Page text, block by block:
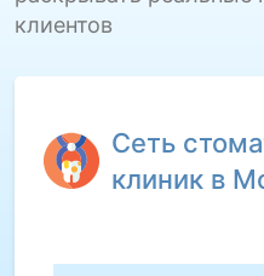
клиентов
Сеть
клиник в